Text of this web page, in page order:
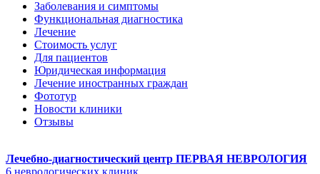
Заболевания и симптомы
Функциональная диагностика
Лечение
Стоимость услуг
Для пациентов
Юридическая информация
Лечение иностранных граждан
Фототур
Новости клиники
Отзывы
Лечебно-диагностический центр ПЕРВАЯ НЕВРОЛОГИЯ
6 неврологических клиник